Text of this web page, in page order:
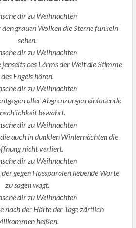
dir zu Weihnachten
grauen Wolken die Sterne funkeln
sehen.
dir zu Weihnachten
jenseits des Lärms der Welt die Stimme
des Engels hören.
dir zu Weihnachten
aller Abgrenzungen einladende
bewahrt.
dir zu Weihnachten
die auch in dunklen Winternächten die
nicht verliert.
dir zu Weihnachten
gegen Hassparolen liebende Worte
zu sagen wagt.
dir zu Weihnachten
nach der Härte der Tage zärtlich
heißen.